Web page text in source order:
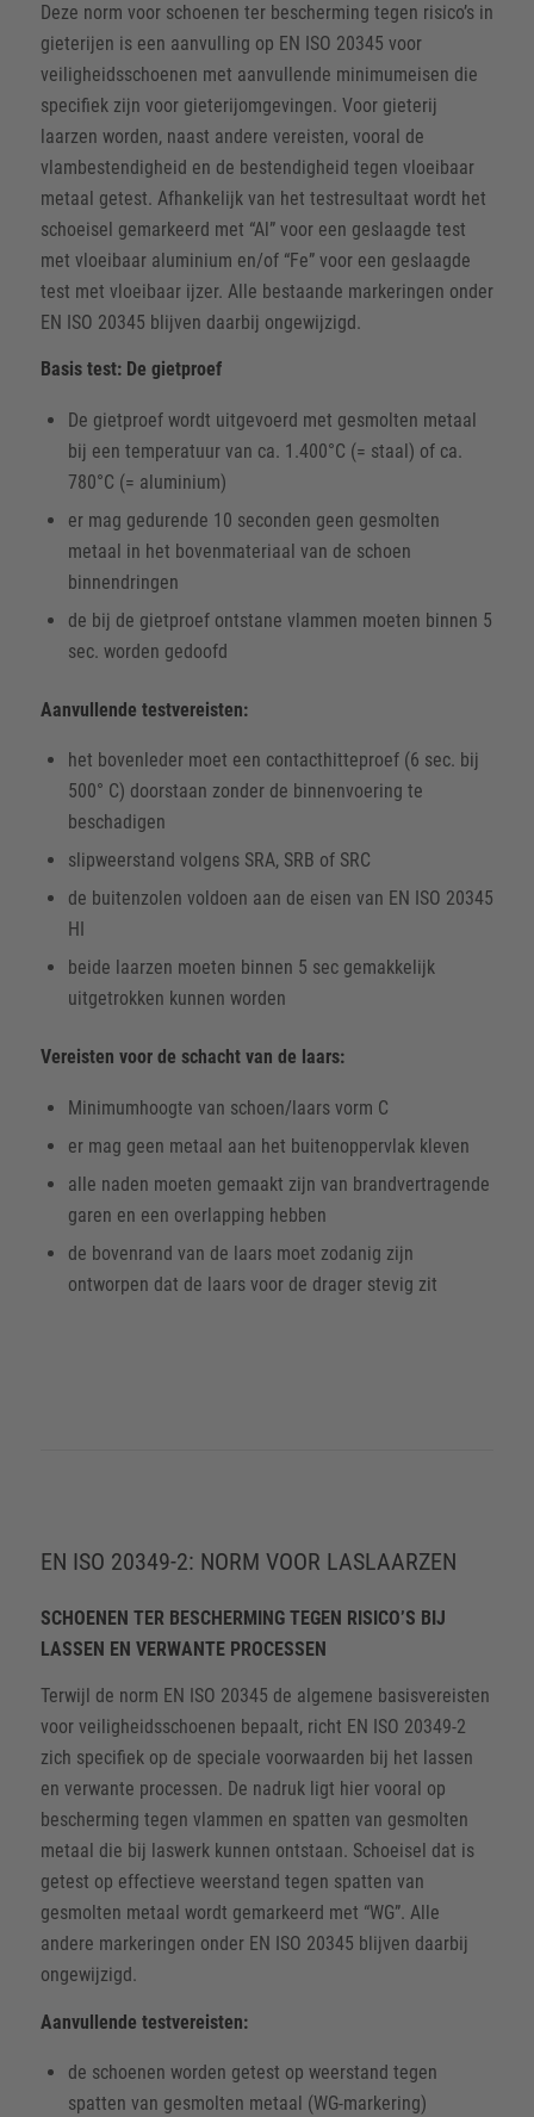
Deze norm voor schoenen ter bescherming tegen risico’s in
gieterijen is een aanvulling op EN ISO 20345 voor
veiligheidsschoenen met aanvullende minimumeisen die
specifiek zijn voor gieterijomgevingen. Voor gieterij
laarzen worden, naast andere vereisten, vooral de
vlambestendigheid en de bestendigheid tegen vloeibaar
metaal getest. Afhankelijk van het testresultaat wordt het
schoeisel gemarkeerd met “Al” voor een geslaagde test
met vloeibaar aluminium en/of “Fe” voor een geslaagde
test met vloeibaar ijzer. Alle bestaande markeringen onder
EN ISO 20345 blijven daarbij ongewijzigd.
Basis test: De gietproef
De gietproef wordt uitgevoerd met gesmolten metaal
bij een temperatuur van ca. 1.400°C (= staal) of ca.
780°C (= aluminium)
er mag gedurende 10 seconden geen gesmolten
metaal in het bovenmateriaal van de schoen
binnendringen
de bij de gietproef ontstane vlammen moeten binnen 5
sec. worden gedoofd
Aanvullende testvereisten:
het bovenleder moet een contacthitteproef (6 sec. bij
500° C) doorstaan zonder de binnenvoering te
beschadigen
slipweerstand volgens SRA, SRB of SRC
de buitenzolen voldoen aan de eisen van EN ISO 20345
HI
beide laarzen moeten binnen 5 sec gemakkelijk
uitgetrokken kunnen worden
Vereisten voor de schacht van de laars:
Minimumhoogte van schoen/laars vorm C
er mag geen metaal aan het buitenoppervlak kleven
alle naden moeten gemaakt zijn van brandvertragende
garen en een overlapping hebben
de bovenrand van de laars moet zodanig zijn
ontworpen dat de laars voor de drager stevig zit
EN ISO 20349-2: NORM VOOR LASLAARZEN
SCHOENEN TER BESCHERMING TEGEN RISICO’S BIJ
LASSEN EN VERWANTE PROCESSEN
Terwijl de norm EN ISO 20345 de algemene basisvereisten
voor veiligheidsschoenen bepaalt, richt EN ISO 20349-2
zich specifiek op de speciale voorwaarden bij het lassen
en verwante processen. De nadruk ligt hier vooral op
bescherming tegen vlammen en spatten van gesmolten
metaal die bij laswerk kunnen ontstaan. Schoeisel dat is
getest op effectieve weerstand tegen spatten van
gesmolten metaal wordt gemarkeerd met “WG”. Alle
andere markeringen onder EN ISO 20345 blijven daarbij
ongewijzigd.
Aanvullende testvereisten:
de schoenen worden getest op weerstand tegen
spatten van gesmolten metaal (WG-markering)